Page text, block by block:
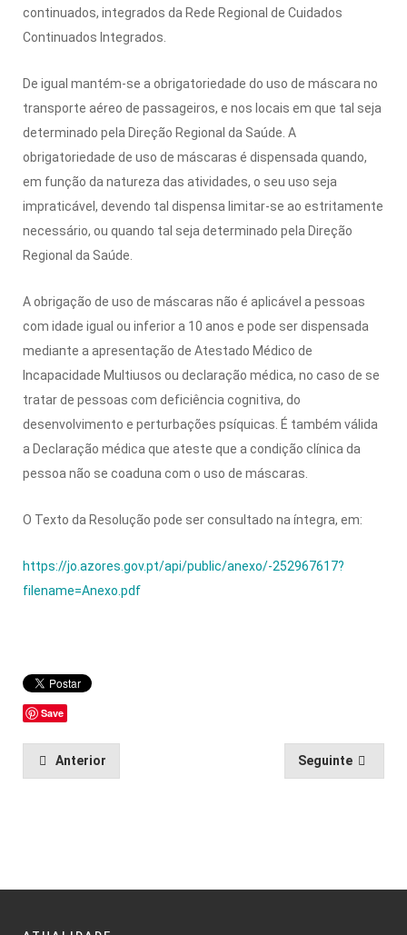
continuados, integrados da Rede Regional de Cuidados
Continuados Integrados.
De igual mantém-se a obrigatoriedade do uso de máscara no
transporte aéreo de passageiros, e nos locais em que tal seja
determinado pela Direção Regional da Saúde. A
obrigatoriedade de uso de máscaras é dispensada quando,
em função da natureza das atividades, o seu uso seja
impraticável, devendo tal dispensa limitar-se ao estritamente
necessário, ou quando tal seja determinado pela Direção
Regional da Saúde.
A obrigação de uso de máscaras não é aplicável a pessoas
com idade igual ou inferior a 10 anos e pode ser dispensada
mediante a apresentação de Atestado Médico de
Incapacidade Multiusos ou declaração médica, no caso de se
tratar de pessoas com deficiência cognitiva, do
desenvolvimento e perturbações psíquicas. É também válida
a Declaração médica que ateste que a condição clínica da
pessoa não se coaduna com o uso de máscaras.
O Texto da Resolução pode ser consultado na íntegra, em:
https://jo.azores.gov.pt/api/public/anexo/-252967617?
filename=Anexo.pdf
Save
Anterior Seguinte